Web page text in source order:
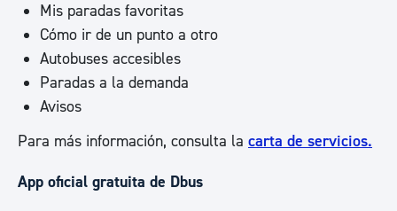
Mis paradas favoritas
Cómo ir de un punto a otro
Autobuses accesibles
Paradas a la demanda
Avisos
Para más información, consulta la carta de servicios.
App oficial gratuita de Dbus